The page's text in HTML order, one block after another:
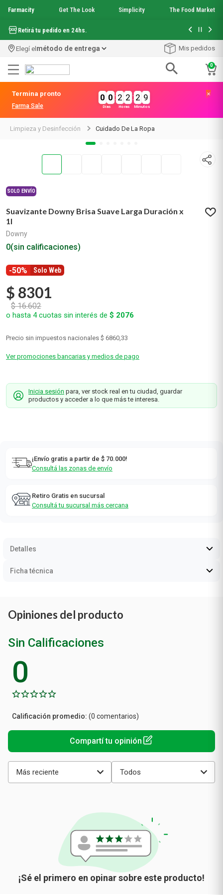
Farmacity Get The Look Simplicity The Food Market
Retirá tu pedido en 24hs. Hasta 6
Elegí elmétodo de entrega Mis pedidos
0
Termina pronto
Farma Sale
0 0
Días
: 2 2
Horas
: 2 9
Minutos
Limpieza y Desinfección Cuidado De La Ropa
SOLO ENVÍO
Suavizante Downy Brisa Suave Larga Duración x
1l
Downy
0(sin calificaciones)
-50% Solo Web
$ 8301
$ 16.602
o hasta 4cuotas sin interés de $ 2076
Precio sin impuestos nacionales $ 6860,33
Ver promociones bancarias y medios de pago
Inicia sesión para, ver stock real en tu ciudad, guardar
productos y acceder a lo que más te interesa.
¡Envío gratis a partir de $ 70.000!
Consultá las zonas de envío
Retiro Gratis en sucursal
Consultá tu sucursal más cercana
Detalles
Ficha técnica
Opiniones del producto
Sin Calificaciones
0
Calificación
promedio
(0 comentarios)
Más reciente Todos
aquafusion
.garnier toque seco crema facial
loreal paris
9.protector solar
nyx